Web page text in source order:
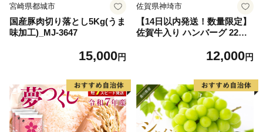
宮崎県都城市
国産豚肉切り落とし5Kg(うま
味加工)_MJ-3647
15,000円
佐賀県神埼市
【14日以内発送！数量限定】
佐賀牛入り ハンバーグ 22個
毛和牛 ブランド牛 九州 ハン
(H083106)
12,000円